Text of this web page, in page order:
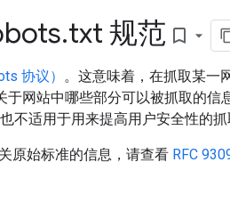
.txt 规范 bookmark_border
协议） 。这意味着，在抓取某一
网站中哪些部分可以被抓取的信
不适用于用来提高用户安全性的抓
原始标准的信息，请查看 RFC